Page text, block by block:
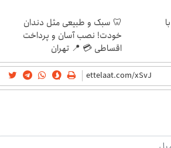
🦷 سبک و طبیعی مثل دندان
خودت! نصب آسان و پرداخت
اقساطی 💳 📍 تهران